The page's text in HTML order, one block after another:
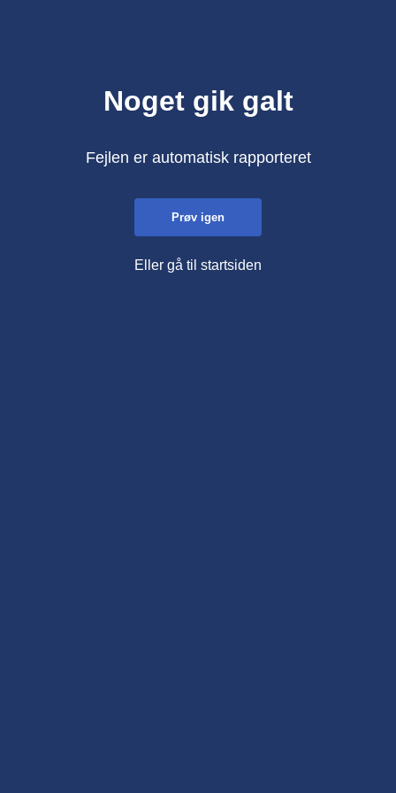
Noget gik galt
Fejlen er automatisk rapporteret
Prøv igen
Eller gå til startsiden